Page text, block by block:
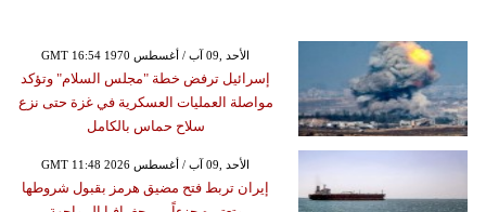
GMT 16:54 1970 الأحد ,09 آب / أغسطس
إسرائيل ترفض خطة "مجلس السلام" وتؤكد
مواصلة العمليات العسكرية في غزة حتى نزع
سلاح حماس بالكامل
GMT 11:48 2026 الأحد ,09 آب / أغسطس
إيران تربط فتح مضيق هرمز بقبول شروطها